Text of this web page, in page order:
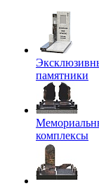
памятники
комплексы